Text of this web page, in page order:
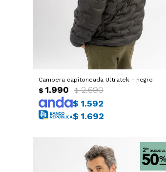
Campera capitoneada Ultratek - negro
$ 1.990 $ 2.690
$ 1.592
$ 1.692